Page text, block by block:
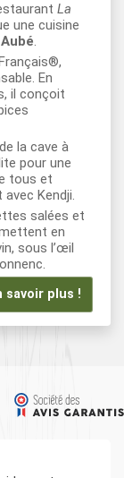
La
une cuisine
.
En
il conçoit
la cave à
pour une
tous et
Kendji.
salées et
en
sous l’œil
savoir plus !